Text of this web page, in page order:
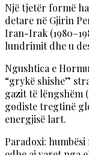
Një tjetër formë
detare në Gjirin
Iran-Irak
lundrimit dhe u
Ngushtica e
“grykë shishe”
gazit të lëngshëm
godiste tregtinë
energjisë lart.
Paradoxi: